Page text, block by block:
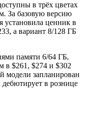
в трёх цветах
За базовую версию
установила ценник в
а вариант 8/128 ГБ
памяти 6/64 ГБ,
в $261, $274 и $302
модели запланирован
дебютирует в рознице